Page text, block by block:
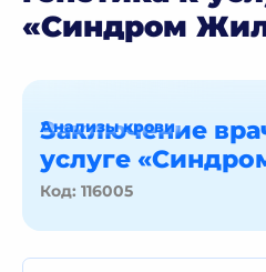
«Синдром
Заключение
услуге
Код: 116005
Анализы крови